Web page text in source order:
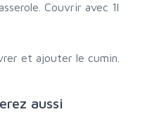
Couvrir avec 1l
et ajouter le cumin.
aussi